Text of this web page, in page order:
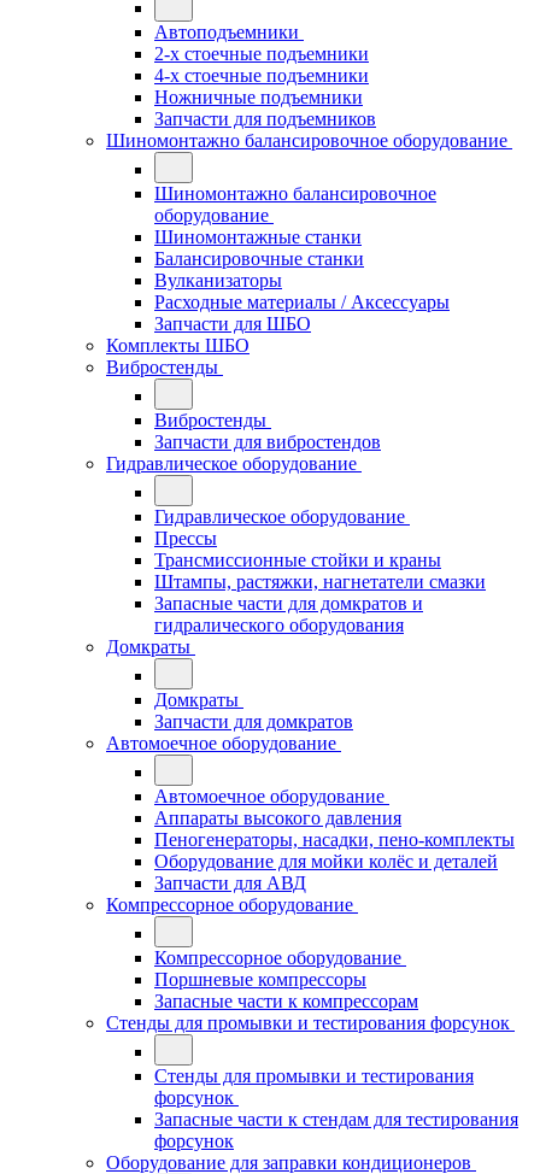
Автоподъемники
2-х стоечные подъемники
4-х стоечные подъемники
Ножничные подъемники
Запчасти для подъемников
Шиномонтажно балансировочное оборудование
Шиномонтажно балансировочное
оборудование
Шиномонтажные станки
Балансировочные станки
Вулканизаторы
Расходные материалы / Аксессуары
Запчасти для ШБО
Комплекты ШБО
Вибростенды
Вибростенды
Запчасти для вибростендов
Гидравлическое оборудование
Гидравлическое оборудование
Прессы
Трансмиссионные стойки и краны
Штампы, растяжки, нагнетатели смазки
Запасные части для домкратов и
гидралического оборудования
Домкраты
Домкраты
Запчасти для домкратов
Автомоечное оборудование
Автомоечное оборудование
Аппараты высокого давления
Пеногенераторы, насадки, пено-комплекты
Оборудование для мойки колёс и деталей
Запчасти для АВД
Компрессорное оборудование
Компрессорное оборудование
Поршневые компрессоры
Запасные части к компрессорам
Стенды для промывки и тестирования форсунок
Стенды для промывки и тестирования
форсунок
Запасные части к стендам для тестирования
форсунок
Оборудование для заправки кондиционеров